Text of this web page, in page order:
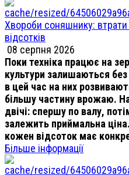
Хвороби соняшнику:
відсотків
08 серпня 2026
Поки техніка працює на
культури залишаються
в цей час на них
більшу частину врожаю.
двічі: спершу по валу,
залежить приймальна
кожен відсоток має
Більше інформації